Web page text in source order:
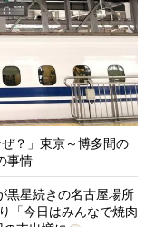
？」東京～博多間の
事情
黒星続きの名古屋場所
「今日はみんなで焼肉